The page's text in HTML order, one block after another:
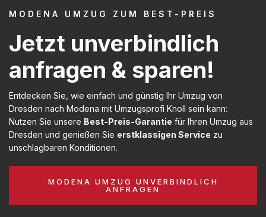
MODENA UMZUG ZUM BEST-PREIS
Jetzt unverbindlich
anfragen & sparen!
Entdecken Sie, wie einfach und günstig Ihr Umzug von
Dresden nach Modena mit Umzugsprofi Knoll sein kann:
Nutzen Sie unsere Best-Preis-Garantie für Ihren Umzug aus
Dresden und genießen Sie erstklassigen Service zu
unschlagbaren Konditionen.
MODENA UMZUG UNVERBINDLICH
ANFRAGEN